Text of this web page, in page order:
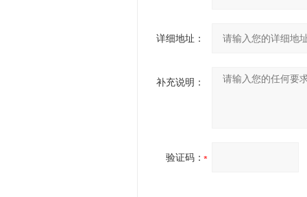
详细地址：
补充说明：
验证码：